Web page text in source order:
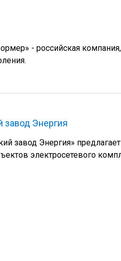
- российская
завод Энергия
завод Энергия» предлагает
электросетевого